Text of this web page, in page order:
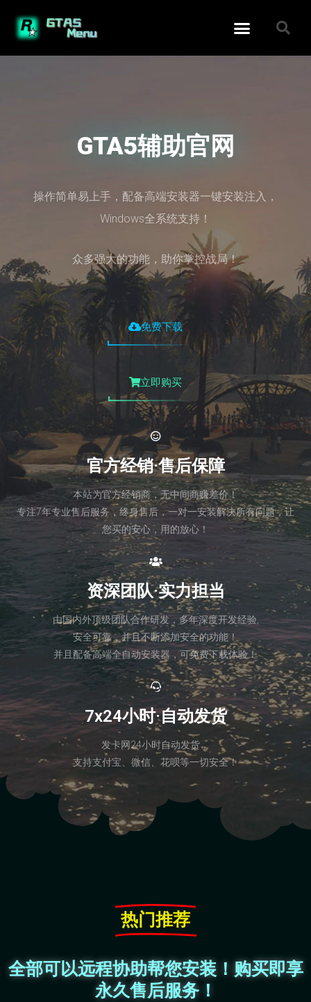
GTA5辅助官网
操作简单易上手，配备高端安装器一键安装注入，
Windows全系统支持！
众多强大的功能，助你掌控战局！
免费下载
立即购买
官方经销·售后保障
本站为官方经销商，无中间商赚差价！
专注7年专业售后服务，终身售后，一对一安装解决所有问题，让
您买的安心，用的放心！
资深团队·实力担当
由国内外顶级团队合作研发，多年深度开发经验,
安全可靠，并且不断添加安全的功能！
并且配备高端全自动安装器，可免费下载体验！
7x24小时·自动发货
发卡网24小时自动发货，
支持支付宝、微信、花呗等一切安全！
热门推荐
全部可以远程协助帮您安装！购买即享
永久售后服务！